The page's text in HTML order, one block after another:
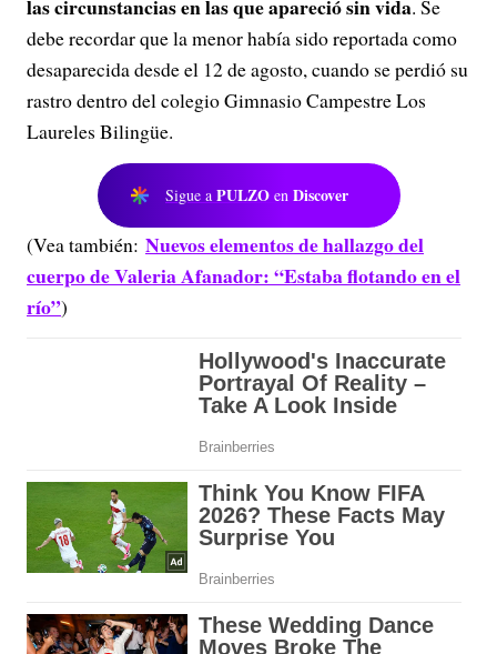
las circunstancias en las que apareció sin vida. Se
debe recordar que la menor había sido reportada como
desaparecida desde el 12 de agosto, cuando se perdió su
rastro dentro del colegio Gimnasio Campestre Los
Laureles Bilingüe.
Sigue a PULZO en Discover
(Vea también: Nuevos elementos de hallazgo del
cuerpo de Valeria Afanador: “Estaba flotando en el
río”)